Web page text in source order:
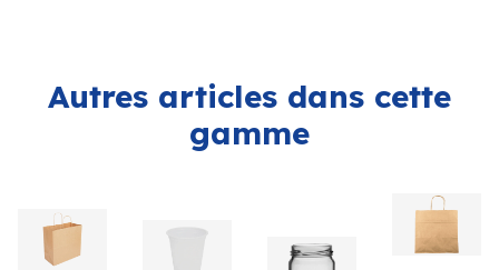
Autres articles dans cette
gamme